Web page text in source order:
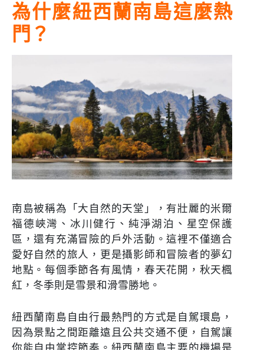
為什麼紐西蘭南島這麼熱
門？
南島被稱為「大自然的天堂」，有壯麗的米爾
福德峽灣、冰川健行、純淨湖泊、星空保護
區，還有充滿冒險的戶外活動。這裡不僅適合
愛好自然的旅人，更是攝影師和冒險者的夢幻
地點。每個季節各有風情，春天花開，秋天楓
紅，冬季則是雪景和滑雪勝地。
紐西蘭南島自由行最熱門的方式是自駕環島，
因為景點之間距離遠且公共交通不便，自駕讓
你能自由掌控節奏。紐西蘭南島主要的機場是